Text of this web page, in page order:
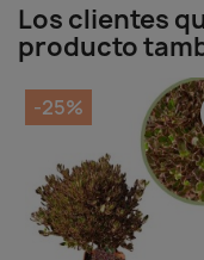
Los clientes
producto
-25%